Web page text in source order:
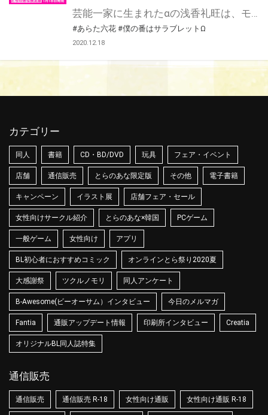
#あらた六花 #僕の番はサラブレットΩ
2020.12.18
カテゴリー
同人 書籍 CD・BD/DVD 玩具 フェア・イベント
店舗 通信販売 とらのあな限定版 その他 電子書籍
キャンペーン イラスト展 店舗フェア・セール
女性向けサークル紹介 とらのあな×韓国 PCゲーム
一般ゲーム 女性向け アプリ
BL初心者におすすめコミック オンラインとら祭り2020夏
大感謝祭 ツクルノモリ 同人アンケート
B-Awesome(ビーオーサム）インタビュー 今日のメルマガ
Fantia 通販アップデート情報 印刷所インタビュー Creatia
オリジナルBL同人誌特集
通信販売
通信販売 通信販売 R-18 女性向け通販 女性向け通販 R-18